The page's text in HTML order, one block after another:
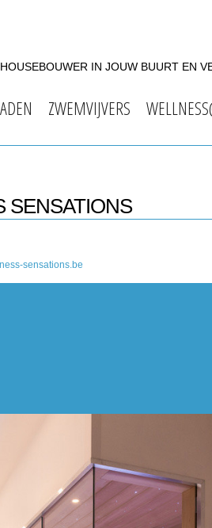
IN JOUW BUURT EN
ZWEMVIJVERS
SENSATIONS
sensations.be